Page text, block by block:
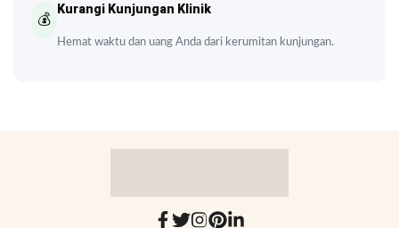
💰
Kurangi Kunjungan Klinik
Hemat waktu dan uang Anda dari kerumitan kunjungan.